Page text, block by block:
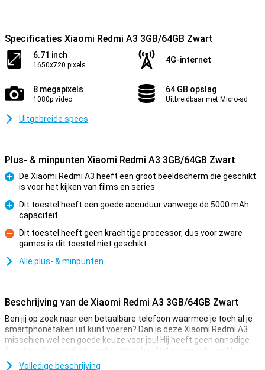
Specificaties Xiaomi Redmi A3 3GB/64GB Zwart
6.71 inch
1650x720 pixels
4G-internet
8 megapixels
1080p video
64 GB opslag
Uitbreidbaar met Micro-sd
Uitgebreide specs
Plus- & minpunten Xiaomi Redmi A3 3GB/64GB Zwart
Pluspunt
De Xiaomi Redmi A3 heeft een groot beeldscherm die geschikt
is voor het kijken van films en series
Pluspunt
Dit toestel heeft een goede accuduur vanwege de 5000 mAh
capaciteit
Minpunt
Dit toestel heeft geen krachtige processor, dus voor zware
games is dit toestel niet geschikt
Alle plus- & minpunten
Beschrijving van de Xiaomi Redmi A3 3GB/64GB Zwart
Ben jij op zoek naar een betaalbare telefoon waarmee je toch al je
smartphonetaken uit kunt voeren? Dan is deze Xiaomi Redmi A3
misschien wel een goede keuze voor jou! Hij heeft geen onnodige
functies die je toch niet gebruikt en heeft daarom ook een klein
prijskaartje!
Volledige beschrijving